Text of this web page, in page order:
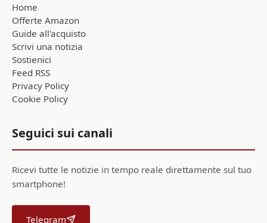
Home
Offerte Amazon
Guide all'acquisto
Scrivi una notizia
Sostienici
Feed RSS
Privacy Policy
Cookie Policy
Seguici sui canali
Ricevi tutte le notizie in tempo reale direttamente sul tuo
smartphone!
Telegram